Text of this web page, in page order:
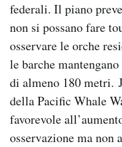
federali. Il piano
non si possano fare
osservare le orche
le barche
di almeno 180 metri.
della Pacific Whale
favorevole
osservazione ma